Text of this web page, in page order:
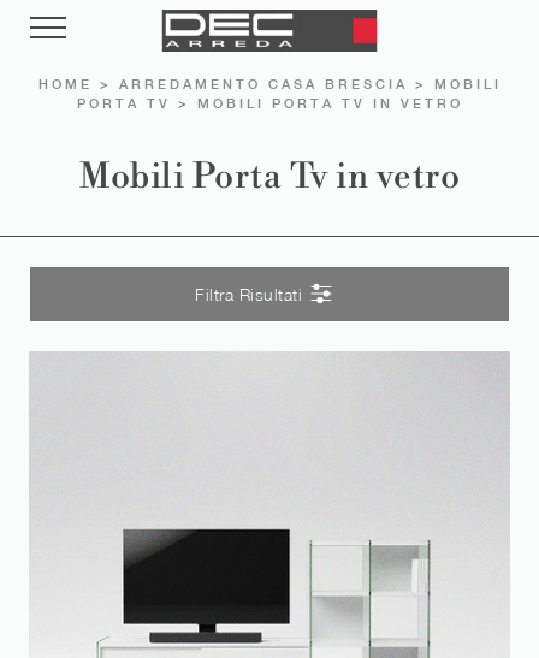
HOME > ARREDAMENTO CASA BRESCIA >
MOBILI
PORTA TV
> MOBILI PORTA TV IN VETRO
Mobili Porta Tv in vetro
Filtra Risultati